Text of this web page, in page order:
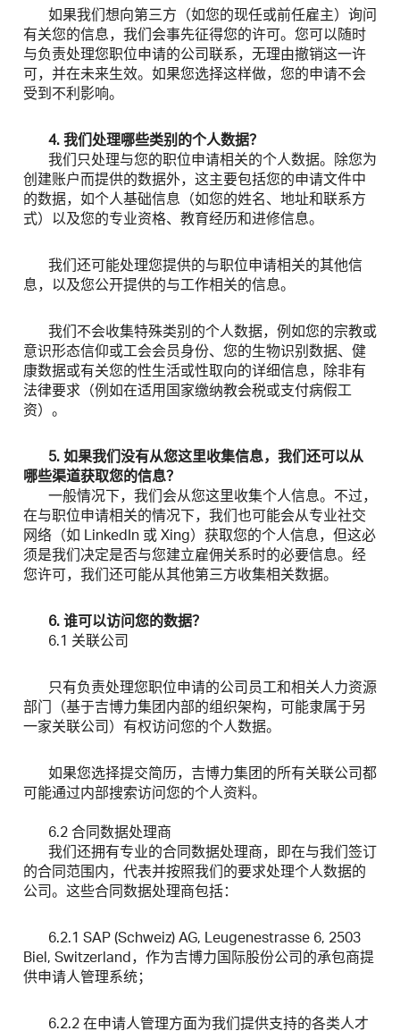
如果我们想向第三方（如您的现任或前任雇主）询问
有关您的信息，我们会事先征得您的许可。您可以随时
与负责处理您职位申请的公司联系，无理由撤销这一许
可，并在未来生效。如果您选择这样做，您的申请不会
受到不利影响。
4. 我们处理哪些类别的个人数据？
我们只处理与您的职位申请相关的个人数据。除您为
创建账户而提供的数据外，这主要包括您的申请文件中
的数据，如个人基础信息（如您的姓名、地址和联系方
式）以及您的专业资格、教育经历和进修信息。
我们还可能处理您提供的与职位申请相关的其他信
息，以及您公开提供的与工作相关的信息。
我们不会收集特殊类别的个人数据，例如您的宗教或
意识形态信仰或工会会员身份、您的生物识别数据、健
康数据或有关您的性生活或性取向的详细信息，除非有
法律要求（例如在适用国家缴纳教会税或支付病假工
资）。
5. 如果我们没有从您这里收集信息，我们还可以从
哪些渠道获取您的信息？
一般情况下，我们会从您这里收集个人信息。不过，
在与职位申请相关的情况下，我们也可能会从专业社交
网络（如 LinkedIn 或 Xing）获取您的个人信息，但这必
须是我们决定是否与您建立雇佣关系时的必要信息。经
您许可，我们还可能从其他第三方收集相关数据。
6. 谁可以访问您的数据？
6.1 关联公司
只有负责处理您职位申请的公司员工和相关人力资源
部门（基于吉博力集团内部的组织架构，可能隶属于另
一家关联公司）有权访问您的个人数据。
如果您选择提交简历，吉博力集团的所有关联公司都
可能通过内部搜索访问您的个人资料。
6.2 合同数据处理商
我们还拥有专业的合同数据处理商，即在与我们签订
的合同范围内，代表并按照我们的要求处理个人数据的
公司。这些合同数据处理商包括：
6.2.1 SAP (Schweiz) AG, Leugenestrasse 6, 2503
Biel, Switzerland，作为吉博力国际股份公司的承包商提
供申请人管理系统；